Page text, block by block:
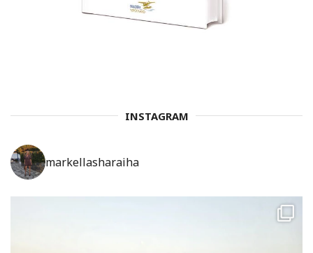
INSTAGRAM
markellasharaiha